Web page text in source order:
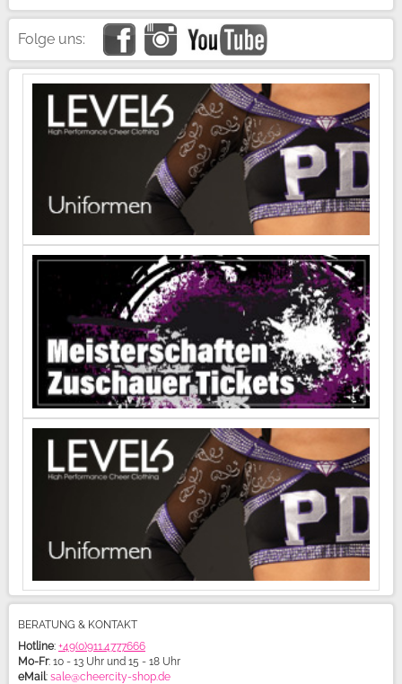
Folge uns:
BERATUNG & KONTAKT
Hotline: +49(0)911.4777666
Mo-Fr: 10 - 13 Uhr und 15 - 18 Uhr
eMail: sale@cheercity-shop.de